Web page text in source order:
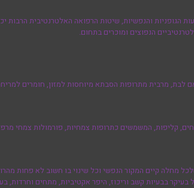
הגופניות והנפשיות, שיטות הרפואה האלטרנטיבית הרבות
הנפוצים ומוכרים בתחום.
מרבית מתרופות הסבתא מיוחסות למזון, חומרים למריחה
קליפות, המשמשים כתרופות צמחיות, פורמולות צמחי
קיים המקור הנפשי וכל שינוי בו חשוב לא פחות
בבעיות קשב וריכוז, היפר אקטיביות, מתחים וחרדות,